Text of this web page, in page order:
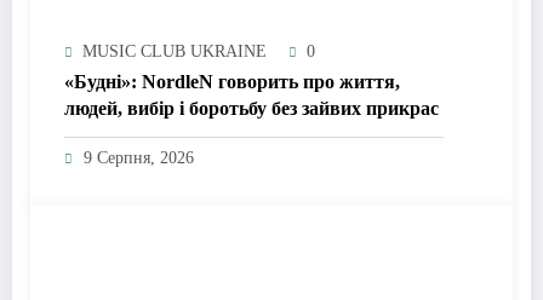
MUSIC CLUB UKRAINE 0
«Будні»: NordleN говорить про життя,
людей, вибір і боротьбу без зайвих прикрас
9 Серпня, 2026